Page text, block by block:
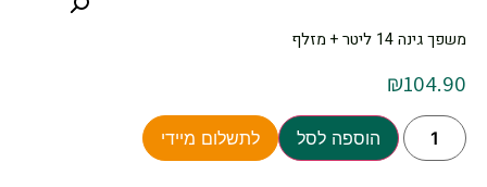
משפך גינה 14 ליטר + מזלף
₪104.90
הוספה לסל לתשלום מיידי